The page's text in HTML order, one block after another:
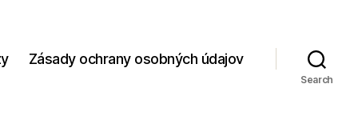
Zásady ochrany osobných údajov
Search